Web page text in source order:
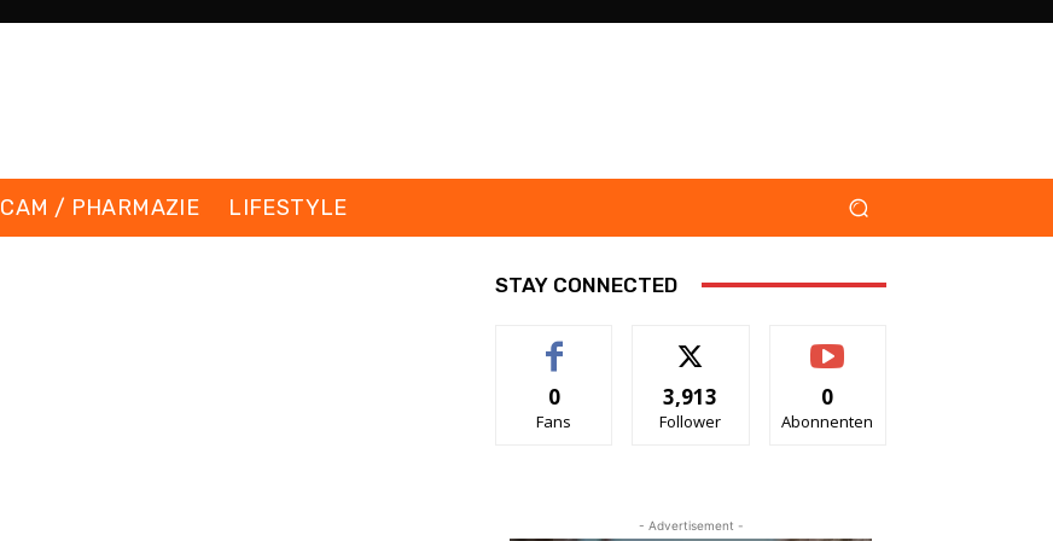
CAM / PHARMAZIE LIFESTYLE
STAY CONNECTED
0
Fans
3,913
Follower
0
Abonnenten
- Advertisement -